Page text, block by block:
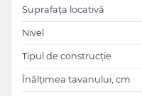
Suprafața locativă
Nivel
Tipul de construcție
Înălțimea tavanului, cm